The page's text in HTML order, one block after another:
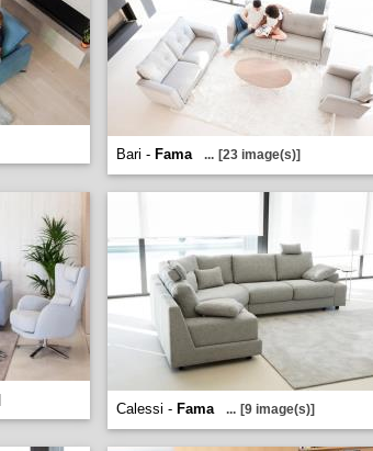
Bari - Fama ... [23 image(s)]
Calessi - Fama ... [9 image(s)]